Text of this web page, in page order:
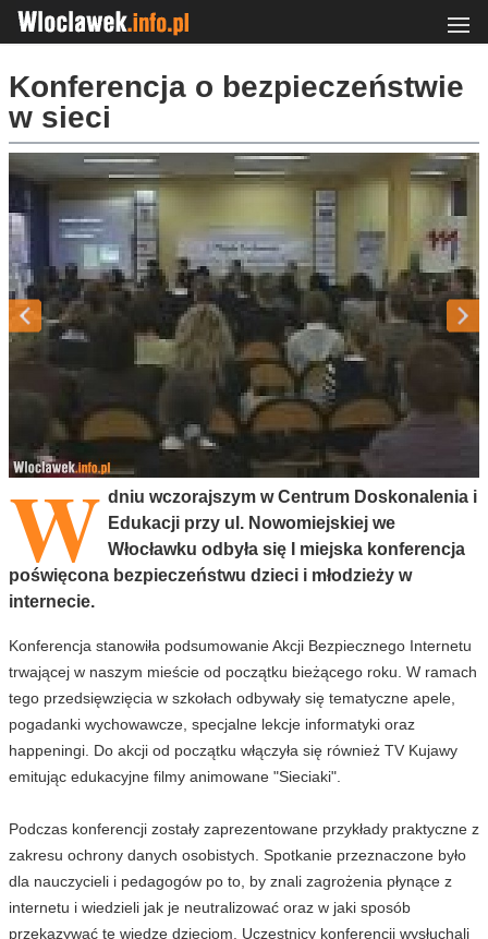
Konferencja o bezpieczeństwie
w sieci
W dniu wczorajszym w Centrum Doskonalenia i
Edukacji przy ul. Nowomiejskiej we
Włocławku odbyła się I miejska konferencja
poświęcona bezpieczeństwu dzieci i młodzieży w
internecie.
Konferencja stanowiła podsumowanie Akcji Bezpiecznego Internetu
trwającej w naszym mieście od początku bieżącego roku. W ramach
tego przedsięwzięcia w szkołach odbywały się tematyczne apele,
pogadanki wychowawcze, specjalne lekcje informatyki oraz
happeningi. Do akcji od początku włączyła się również TV Kujawy
emitując edukacyjne filmy animowane "Sieciaki".
Podczas konferencji zostały zaprezentowane przykłady praktyczne z
zakresu ochrony danych osobistych. Spotkanie przeznaczone było
dla nauczycieli i pedagogów po to, by znali zagrożenia płynące z
internetu i wiedzieli jak je neutralizować oraz w jaki sposób
przekazywać tę wiedzę dzieciom. Uczestnicy konferencji wysłuchali